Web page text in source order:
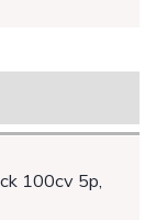
100cv 5p,